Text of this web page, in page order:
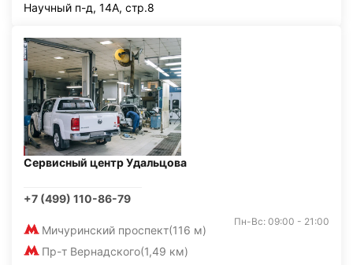
Научный п-д, 14А, стр.8
Сервисный центр Удальцова
+7 (499) 110-86-79
Мичуринский проспект(116 м)
Пр-т Вернадского(1,49 км)
Пн-Вс: 09:00 - 21:00